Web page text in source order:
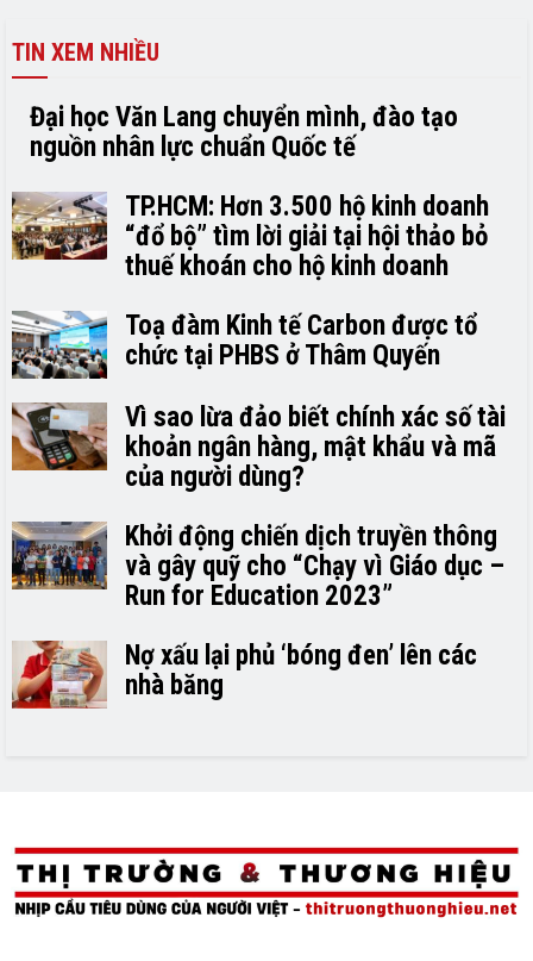
TIN XEM NHIỀU
Đại học Văn Lang chuyển mình, đào tạo
nguồn nhân lực chuẩn Quốc tế
TP.HCM: Hơn 3.500 hộ kinh doanh
“đổ bộ” tìm lời giải tại hội thảo bỏ
thuế khoán cho hộ kinh doanh
Toạ đàm Kinh tế Carbon được tổ
chức tại PHBS ở Thâm Quyến
Vì sao lừa đảo biết chính xác số tài
khoản ngân hàng, mật khẩu và mã
của người dùng?
Khởi động chiến dịch truyền thông
và gây quỹ cho “Chạy vì Giáo dục –
Run for Education 2023”
Nợ xấu lại phủ ‘bóng đen’ lên các
nhà băng